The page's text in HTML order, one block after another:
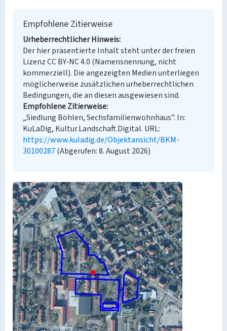
Empfohlene Zitierweise
Urheberrechtlicher Hinweis
Der hier präsentierte Inhalt steht unter der freien
Lizenz CC BY-NC 4.0 (Namensnennung, nicht
kommerziell). Die angezeigten Medien unterliegen
möglicherweise zusätzlichen urheberrechtlichen
Bedingungen, die an diesen ausgewiesen sind.
Empfohlene Zitierweise
„Siedlung Böhlen, Sechsfamilienwohnhaus”. In:
KuLaDig, Kultur.Landschaft.Digital. URL:
https://www.kuladig.de/Objektansicht/BKM-
30100287(Abgerufen: 8. August 2026)